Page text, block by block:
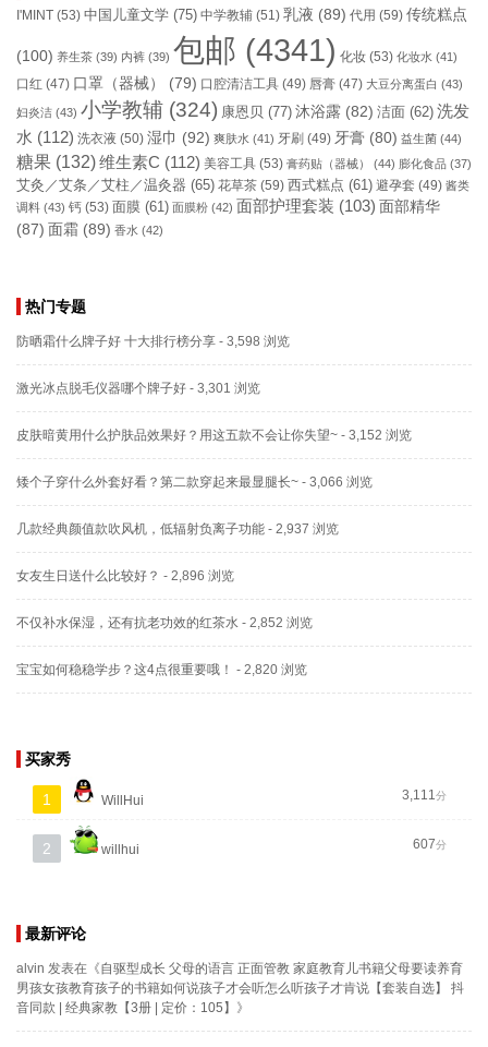
I'MINT (53) 中国儿童文学 (75) 中学教辅 (51) 乳液 (89) 代用 (59) 传统糕点
(100) 养生茶 (39) 内裤 (39) 包邮 (4341) 化妆 (53) 化妆水 (41)
口红 (47) 口罩（器械） (79) 口腔清洁工具 (49) 唇膏 (47) 大豆分离蛋白 (43)
妇炎洁 (43) 小学教辅 (324) 康恩贝 (77) 沐浴露 (82) 洁面 (62) 洗发
水 (112) 洗衣液 (50) 湿巾 (92) 爽肤水 (41) 牙刷 (49) 牙膏 (80) 益生菌 (44)
糖果 (132)维生素C (112) 美容工具 (53) 膏药贴（器械） (44) 膨化食品 (37)
艾灸／艾条／艾柱／温灸器 (65) 花草茶 (59) 西式糕点 (61) 避孕套 (49) 酱类
调料 (43) 钙 (53) 面膜 (61) 面膜粉 (42) 面部护理套装 (103) 面部精华
(87) 面霜 (89) 香水 (42)
热门专题
防晒霜什么牌子好 十大排行榜分享 - 3,598 浏览
激光冰点脱毛仪器哪个牌子好 - 3,301 浏览
皮肤暗黄用什么护肤品效果好？用这五款不会让你失望~ - 3,152 浏览
矮个子穿什么外套好看？第二款穿起来最显腿长~ - 3,066 浏览
几款经典颜值款吹风机，低辐射负离子功能 - 2,937 浏览
女友生日送什么比较好？ - 2,896 浏览
不仅补水保湿，还有抗老功效的红茶水 - 2,852 浏览
宝宝如何稳稳学步？这4点很重要哦！ - 2,820 浏览
买家秀
1 WillHui 3,111分
2 willhui 607分
最新评论
alvin 发表在《自驱型成长 父母的语言 正面管教 家庭教育儿书籍父母要读养育
男孩女孩教育孩子的书籍如何说孩子才会听怎么听孩子才肯说【套装自选】 抖
音同款 | 经典家教【3册 | 定价：105】 》